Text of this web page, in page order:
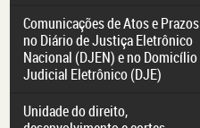
Comunicações de Atos e Prazos
no Diário de Justiça Eletrônico
Nacional (DJEN) e no Domicílio
Judicial Eletrônico (DJE)
Unidade do direito,